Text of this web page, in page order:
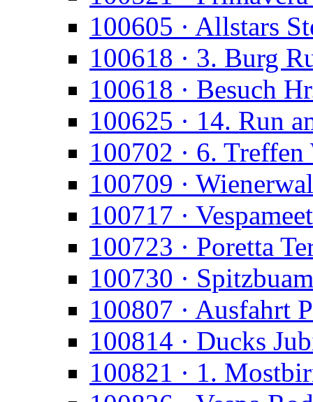
100605 · Allstars
100618 · 3. Burg
100618 · Besuch
100625 · 14. Run
100702 · 6.
100709 ·
100717 ·
100723 · Poretta
100730 ·
100807 · Ausfahrt
100814 · Ducks
100821 · 1.